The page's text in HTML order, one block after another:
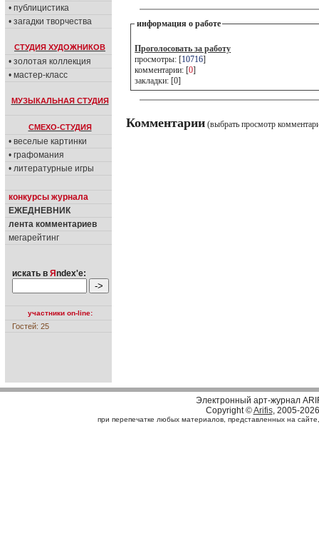
• публицистика
• загадки творчества
СТУДИЯ ХУДОЖНИКОВ
• золотая коллекция
• мастер-класс
МУЗЫКАЛЬНАЯ СТУДИЯ
СМЕХО-СТУДИЯ
• веселые картинки
• графомания
• литературные игры
конкурсы журнала
ЕЖЕДНЕВНИК
лента комментариев
мегарейтинг
искать в Я ndex'е:
участники on-line:
Гостей: 25
информация о работе
Проголосовать за работу
просмотры: [10716]
комментарии: [0]
закладки: [0]
Комментарии (выбрать просмотр
Электронный арт-журнал
Copyright ©Arifis, 2005-2026
при перепечатке любых материалов, представленных на